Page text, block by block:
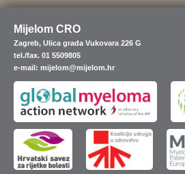
Mijelom CRO
Zagreb, Ulica grada Vukovara 226 G
tel./fax. 01 5509805
e-mail: mijelom@mijelom.hr